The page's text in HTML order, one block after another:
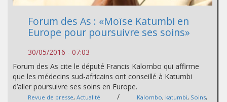
Forum des As : «Moïse Katumbi en
Europe pour poursuivre ses soins»
30/05/2016 - 07:03
Forum des As cite le député Francis Kalombo qui affirme
que les médecins sud-africains ont conseillé à Katumbi
d’aller poursuivre ses soins en Europe.
Revue de presse, Actualité / Kalombo, katumbi, Soins,